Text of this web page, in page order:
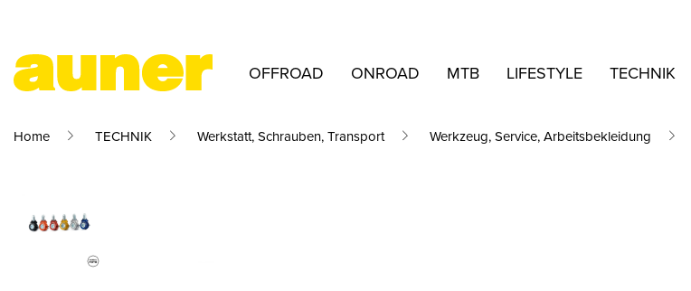
OFFROAD ONROAD MTB LIFESTYLE TECHNIK
Home TECHNIK Werkstatt, Schrauben, Transport Werkzeug, Service, Arbeitsbekleidung